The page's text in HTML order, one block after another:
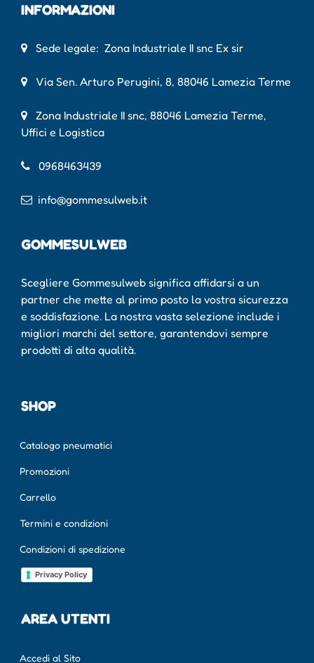
INFORMAZIONI
Sede legale: Zona Industriale II snc Ex sir
Via Sen. Arturo Perugini, 8, 88046 Lamezia Terme
Zona Industriale II snc, 88046 Lamezia Terme,
Uffici e Logistica
0968463439
info@gommesulweb.it
GOMMESULWEB
Scegliere Gommesulweb significa affidarsi a un
partner che mette al primo posto la vostra sicurezza
e soddisfazione. La nostra vasta selezione include i
migliori marchi del settore, garantendovi sempre
prodotti di alta qualità.
SHOP
Catalogo pneumatici
Promozioni
Carrello
Termini e condizioni
Condizioni di spedizione
Privacy Policy
AREA UTENTI
Accedi al Sito